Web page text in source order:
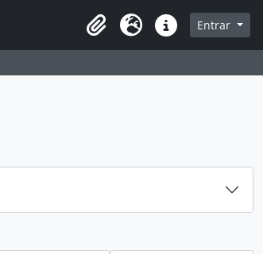
Idioma Ligações rápidas
Entrar